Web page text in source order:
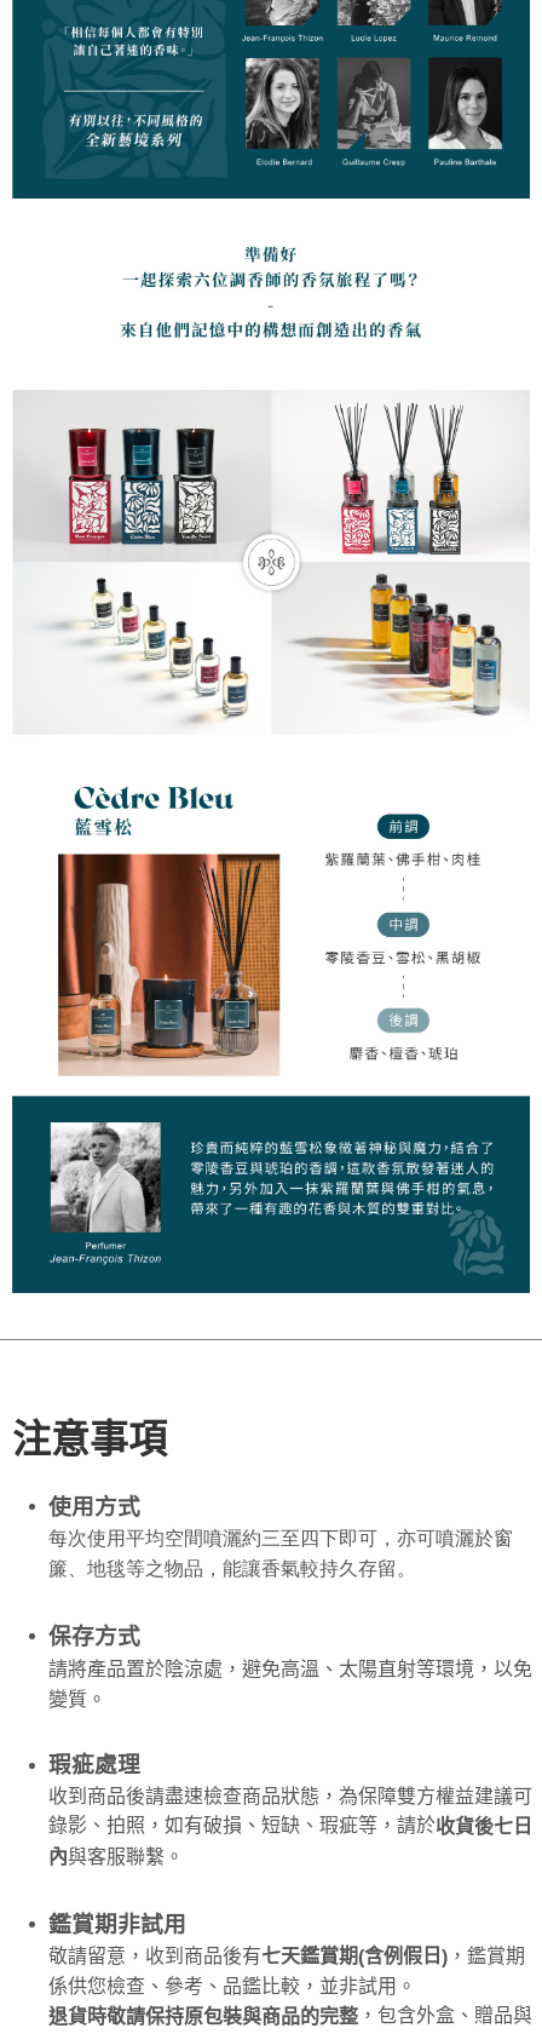
注意事項
使用方式
每次使用平均空間噴灑約三至四下即可，亦可噴灑於窗
簾、地毯等之物品，能讓香氣較持久存留。
保存方式
請將產品置於陰涼處，避免高溫、太陽直射等環境，以免
變質。
瑕疵處理
收到商品後請盡速檢查商品狀態，為保障雙方權益建議可
錄影、拍照，如有破損、短缺、瑕疵等，請於收貨後七日
內與客服聯繫。
鑑賞期非試用
敬請留意，收到商品後有七天鑑賞期(含例假日 ) ，鑑賞期
係供您檢查、參考、品鑑比較，並非試用。
退貨時敬請保持原包裝與商品的完整 ，包含外盒、贈品與